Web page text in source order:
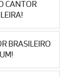
CANTOR
BRASILEIRO